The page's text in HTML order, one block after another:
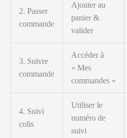
2. Passer
commande
Ajouter au
panier &
valider
3. Suivre
commande
Accéder à
« Mes
commandes »
4. Suivi
colis
Utiliser le
numéro de
suivi